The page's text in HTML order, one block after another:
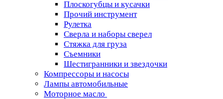
Плоскогубцы и кусачки
Прочий инструмент
Рулетка
Сверла и наборы сверел
Стяжка для груза
Съемники
Шестигранники и звездочки
Компрессоры и насосы
Лампы автомобильные
Моторное масло